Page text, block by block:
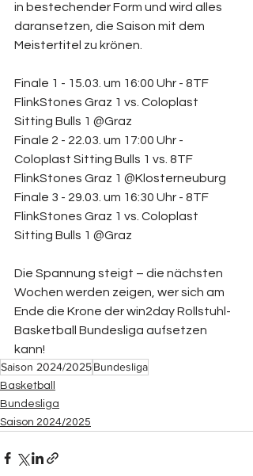
in bestechender Form und wird alles
daransetzen, die Saison mit dem
Meistertitel zu krönen.
Finale 1 - 15.03. um 16:00 Uhr - 8TF
FlinkStones Graz 1 vs. Coloplast
Sitting Bulls 1 @Graz
Finale 2 - 22.03. um 17:00 Uhr -
Coloplast Sitting Bulls 1 vs. 8TF
FlinkStones Graz 1 @Klosterneuburg
Finale 3 - 29.03. um 16:30 Uhr - 8TF
FlinkStones Graz 1 vs. Coloplast
Sitting Bulls 1 @Graz
Die Spannung steigt – die nächsten
Wochen werden zeigen, wer sich am
Ende die Krone der win2day Rollstuhl-
Basketball Bundesliga aufsetzen
kann!
Saison 2024/2025Bundesliga
Basketball
Bundesliga
Saison 2024/2025